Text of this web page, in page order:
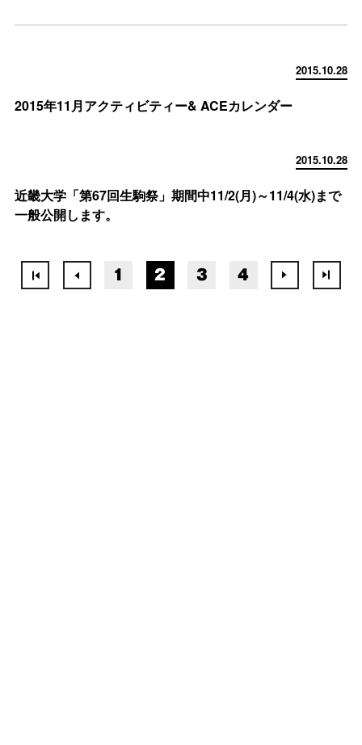
2015.10.28
2015年11月アクティビティー& ACEカレンダー
2015.10.28
近畿大学「第67回生駒祭」期間中11/2(月)～11/4(水)まで
一般公開します。
1 2 3 4